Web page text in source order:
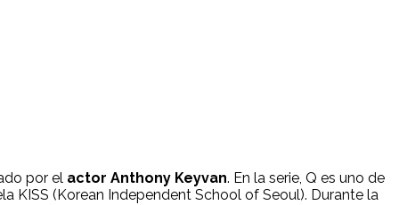
por el actor Anthony Keyvan. En la serie, Q es uno de
KISS (Korean Independent School of Seoul). Durante la